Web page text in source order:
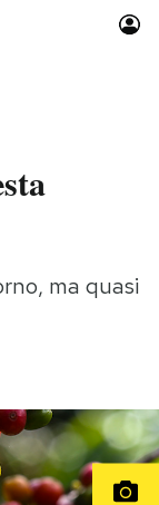
calcio 2026
ma quasi